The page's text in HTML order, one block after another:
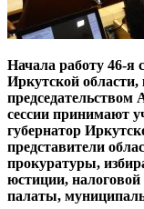
Начала работу 46-я
Иркутской области,
председательством
сессии принимают
губернатор
представители
прокуратуры,
юстиции,
палаты,